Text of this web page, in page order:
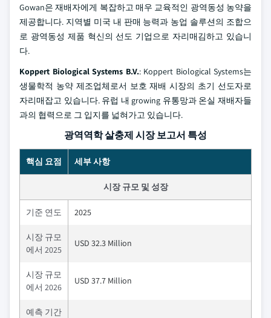
Gowan은 재배자에게 복잡하고 매우 교육적인 광역동성 농약을
제공합니다. 지역별 미국 내 판매 능력과 농업 솔루션의 조합으
로 광역동성 제품 혁신의 선도 기업으로 자리매김하고 있습니
다.
Koppert Biological Systems B.V.: Koppert Biological Systems는
생물학적 농약 제조업체로서 보호 재배 시장의 초기 선도자로
자리매잡고 있습니다. 유럽 내 growing 유통망과 온실 재배자들
과의 협력으로 그 입지를 넓혀가고 있습니다.
광역역학 살충제 시장 보고서 특성
핵심 요점 세부 사항
시장 규모 및 성장
기준 연도 2025
시장 규모
에서 2025
USD 32.3 Million
시장 규모
에서 2026
USD 37.7 Million
예측 기간